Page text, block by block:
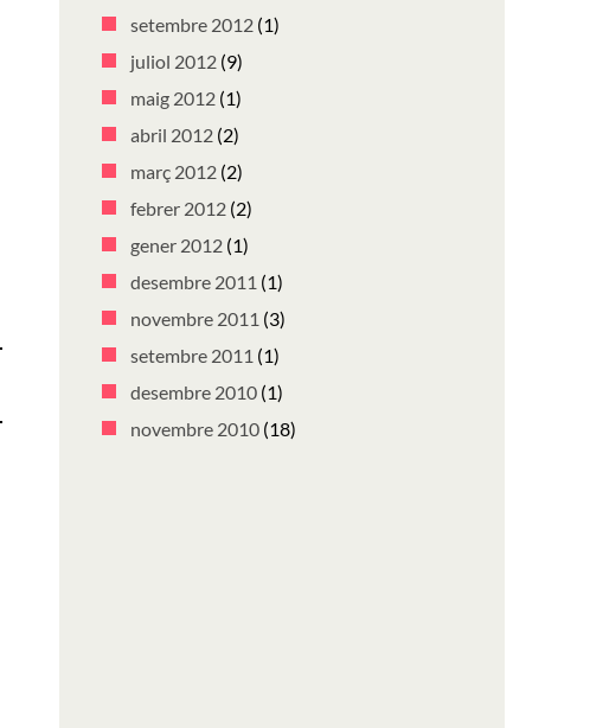
setembre 2012 (1)
juliol 2012 (9)
maig 2012 (1)
abril 2012 (2)
març 2012 (2)
febrer 2012 (2)
gener 2012 (1)
desembre 2011 (1)
novembre 2011 (3)
setembre 2011 (1)
desembre 2010 (1)
novembre 2010 (18)